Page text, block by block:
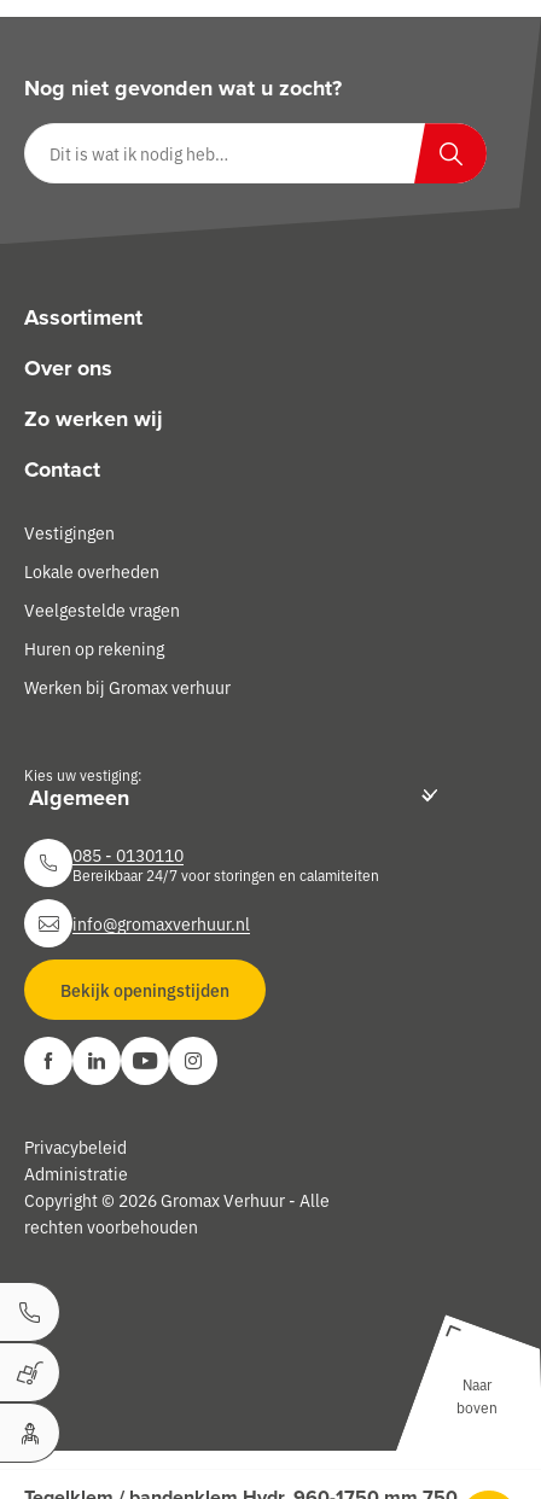
Bel ons
Winkelwagen
Uw Account
Nog niet gevonden wat u zocht?
Zoeken op website
Zoeken
Assortiment
Over ons
Zo werken wij
Contact
Vestigingen
Lokale overheden
Veelgestelde vragen
Huren op rekening
Werken bij Gromax verhuur
Kies uw vestiging:
085 - 0130110
Bereikbaar 24/7 voor storingen en calamiteiten
info@gromaxverhuur.nl
Bekijk openingstijden
Copyright © 2026 Gromax Verhuur - Alle
rechten voorbehouden
Privacybeleid
Administratie
Naar
boven